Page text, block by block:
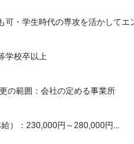
・学生時代の専攻を活かしてエ
学校卒以上
の範囲：会社の定める事業所
）：230,000円～280,000円...